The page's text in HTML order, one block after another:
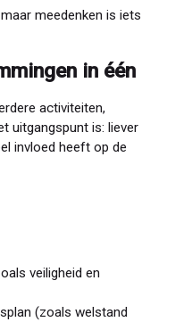
meedenken is iets
in één
activiteiten,
uitgangspunt is: liever
invloed heeft op de
veiligheid en
(zoals welstand